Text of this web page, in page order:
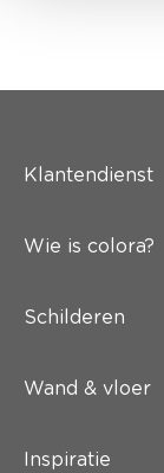
Klantendienst
Wie is colora?
Schilderen
Wand & vloer
Inspiratie